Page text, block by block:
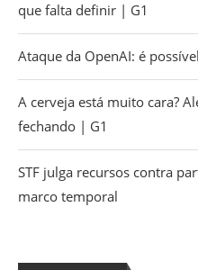
que falta definir | G1
Ataque da OpenAI: é possível
A cerveja está muito cara?
fechando | G1
STF julga recursos contra
marco temporal